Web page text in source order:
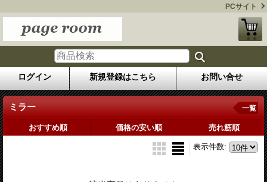
PCサイト
ログイン 新規登録はこちら お問い合せ
ミラー 一覧
おすすめ順 価格の安い順 売れ筋順
表示件数: